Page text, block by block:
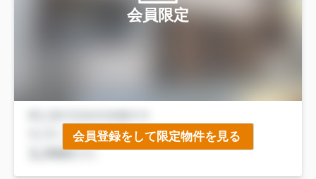
会員限定
会員登録をして限定物件を見る